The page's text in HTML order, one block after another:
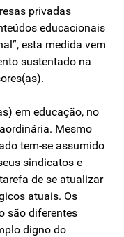
privadas
educacionais
esta medida vem
sustentado na
em educação, no
Mesmo
tem-se assumido
sindicatos e
de se atualizar
atuais. Os
são diferentes
digno do